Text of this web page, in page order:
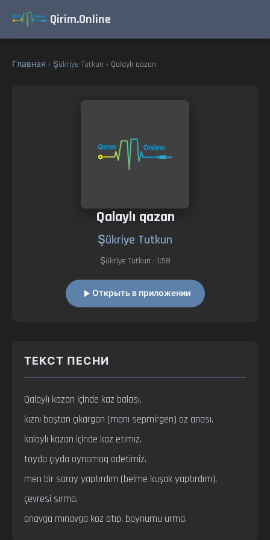
Qirim.Online
Главная › Şükriye Tutkun › Qalaylı qazan
Qalaylı qazan
Şükriye Tutkun
Şükriye Tutkun • 1:58
Открыть в приложении
ТЕКСТ ПЕСНИ
Qalaylı kazan içinde kaz balası,
kıznı baştan çıkargan (manı sepmirgen) oz anası.
kalaylı kazan içinde kaz etımız,
toyda çıyda oynamaq adetimiz.
men bir saray yaptırdım (belme kuşak yaptırdım),
çevresi sırma,
anavga mınavga koz atıp, boynumu urma.